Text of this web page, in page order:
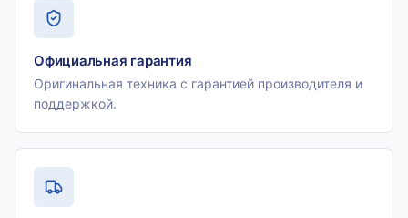
Официальная гарантия
Оригинальная техника с гарантией производителя и
поддержкой.